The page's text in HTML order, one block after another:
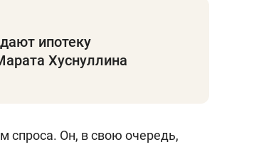
ипотеку
Хуснуллина
спроса. Он, в свою очередь,